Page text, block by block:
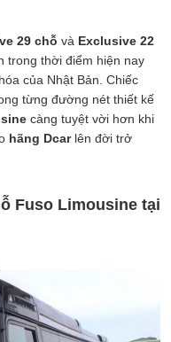
29 chỗ và Exclusive 22
trong thời điểm hiện nay
của Nhật Bản. Chiếc
từng đường nét thiết kế
càng tuyệt vời hơn khi
hãng Dcarlên đời trở
Fuso Limousine tại